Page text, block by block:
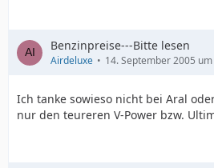
Benzinpreise---Bitte lesen
Airdeluxe 14. September 2005
Ich tanke sowieso nicht bei Aral
nur den teureren V-Power bzw.